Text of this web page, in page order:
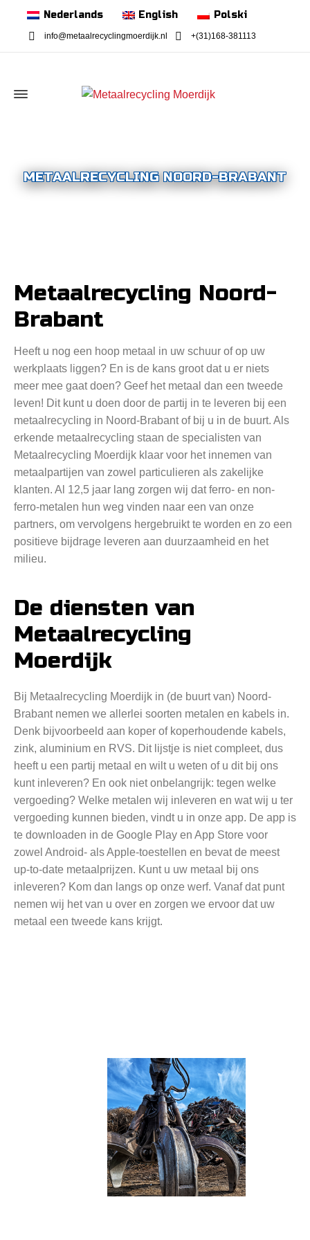
Nederlands English Polski
info@metaalrecyclingmoerdijk.nl +(31)168-381113
METAALRECYCLING NOORD-BRABANT
Metaalrecycling Noord-
Brabant
Heeft u nog een hoop metaal in uw schuur of op uw
werkplaats liggen? En is de kans groot dat u er niets
meer mee gaat doen? Geef het metaal dan een tweede
leven! Dit kunt u doen door de partij in te leveren bij een
metaalrecycling in Noord-Brabant of bij u in de buurt. Als
erkende metaalrecycling staan de specialisten van
Metaalrecycling Moerdijk klaar voor het innemen van
metaalpartijen van zowel particulieren als zakelijke
klanten. Al 12,5 jaar lang zorgen wij dat ferro- en non-
ferro-metalen hun weg vinden naar een van onze
partners, om vervolgens hergebruikt te worden en zo een
positieve bijdrage leveren aan duurzaamheid en het
milieu.
De diensten van
Metaalrecycling
Moerdijk
Bij Metaalrecycling Moerdijk in (de buurt van) Noord-
Brabant nemen we allerlei soorten metalen en kabels in.
Denk bijvoorbeeld aan koper of koperhoudende kabels,
zink, aluminium en RVS. Dit lijstje is niet compleet, dus
heeft u een partij metaal en wilt u weten of u dit bij ons
kunt inleveren? En ook niet onbelangrijk: tegen welke
vergoeding? Welke metalen wij inleveren en wat wij u ter
vergoeding kunnen bieden, vindt u in onze app. De app is
te downloaden in de Google Play en App Store voor
zowel Android- als Apple-toestellen en bevat de meest
up-to-date metaalprijzen. Kunt u uw metaal bij ons
inleveren? Kom dan langs op onze werf. Vanaf dat punt
nemen wij het van u over en zorgen we ervoor dat uw
metaal een tweede kans krijgt.